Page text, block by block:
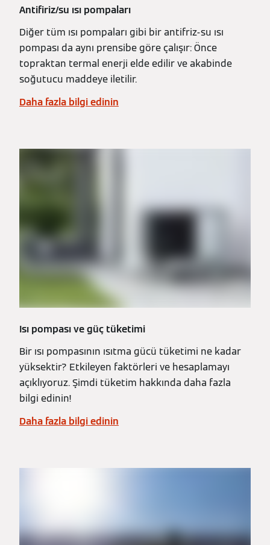
Antifiriz/su ısı pompaları
Diğer tüm ısı pompaları gibi bir antifriz-su ısı
pompası da aynı prensibe göre çalışır: Önce
topraktan termal enerji elde edilir ve akabinde
soğutucu maddeye iletilir.
Daha fazla bilgi edinin
Isı pompası ve güç tüketimi
Bir ısı pompasının ısıtma gücü tüketimi ne kadar
yüksektir? Etkileyen faktörleri ve hesaplamayı
açıklıyoruz. Şimdi tüketim hakkında daha fazla
bilgi edinin!
Daha fazla bilgi edinin